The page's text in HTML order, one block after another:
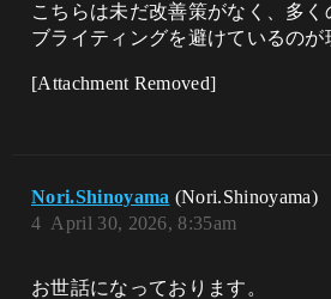
こちらは未だ改善策がなく、多
ブライティングを避けているのが
[Attachment Removed]
Nori.Shinoyama (Nori.Shinoyama)
April 30, 2026, 8:35am
4
お世話になっております。